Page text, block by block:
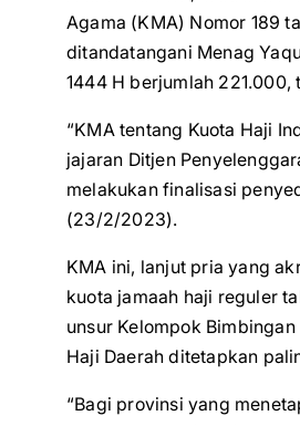
Agama (KMA) Nomor 189
ditandatangani Menag
1444 H berjumlah
“KMA tentang Kuota Haji
jajaran Ditjen
melakukan finalisasi
(23/2/2023).
KMA ini, lanjut pria yang
kuota jamaah haji reguler
unsur Kelompok
Haji Daerah ditetapkan
“Bagi provinsi yang